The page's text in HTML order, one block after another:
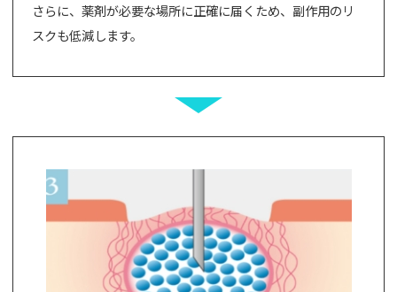
さらに、薬剤が必要な場所に正確に届くため、副作用のリ
スクも低減します。